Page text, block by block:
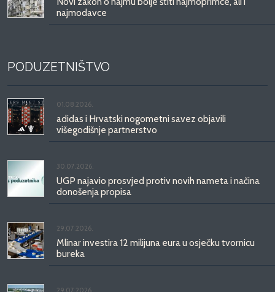
najmodavce
PODUZETNIŠTVO
01.08.2026.
adidas i Hrvatski nogometni savez objavili
višegodišnje partnerstvo
30.07.2026.
UGP najavio prosvjed protiv novih nameta i načina
donošenja propisa
29.07.2026.
Mlinar investira 12 milijuna eura u osječku tvornicu
bureka